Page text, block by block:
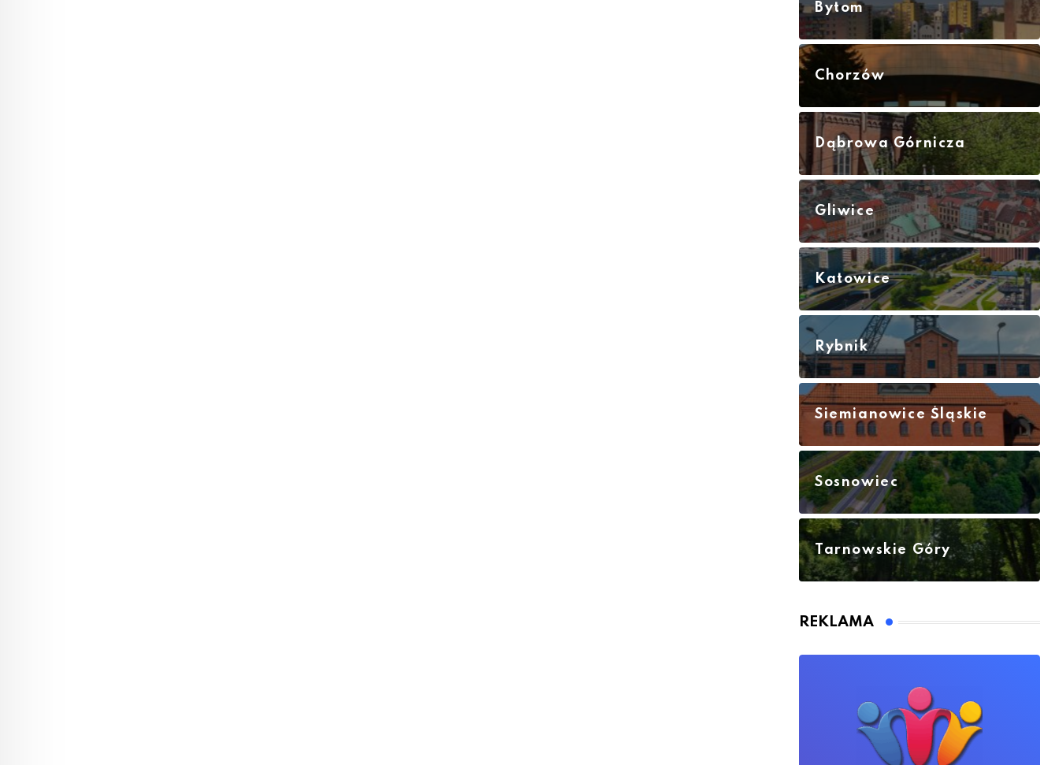
Bytom
Chorzów
Dąbrowa Górnicza
Gliwice
Katowice
Rybnik
Siemianowice Śląskie
Sosnowiec
Tarnowskie Góry
REKLAMA